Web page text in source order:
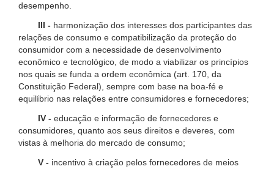
desempenho.
III - harmonização dos interesses dos participantes das
relações de consumo e compatibilização da proteção do
consumidor com a necessidade de desenvolvimento
econômico e tecnológico, de modo a viabilizar os princípios
nos quais se funda a ordem econômica (art. 170, da
Constituição Federal), sempre com base na boa-fé e
equilíbrio nas relações entre consumidores e fornecedores;
IV - educação e informação de fornecedores e
consumidores, quanto aos seus direitos e deveres, com
vistas à melhoria do mercado de consumo;
V - incentivo à criação pelos fornecedores de meios